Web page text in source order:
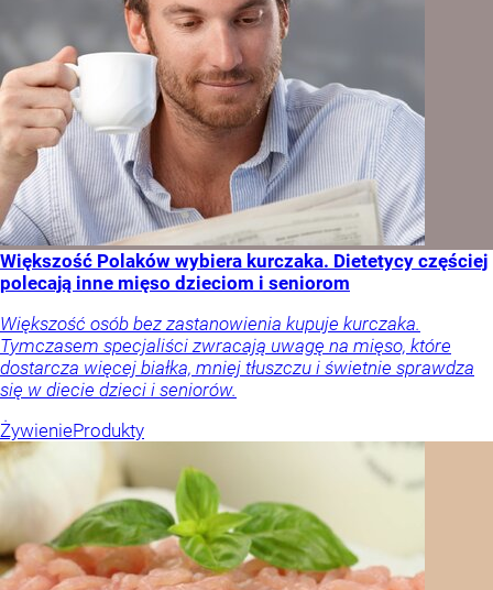
Większość Polaków wybiera kurczaka. Dietetycy częściej
polecają inne mięso dzieciom i seniorom
Większość osób bez zastanowienia kupuje kurczaka.
Tymczasem specjaliści zwracają uwagę na mięso, które
dostarcza więcej białka, mniej tłuszczu i świetnie sprawdza
się w diecie dzieci i seniorów.
ŻywienieProdukty